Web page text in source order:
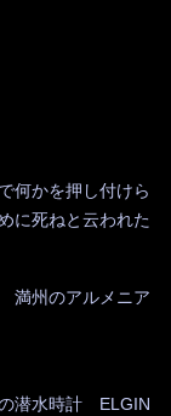
かを押し付けら
に死ねと云われた
満州のアルメニア
潜水時計 ELGIN